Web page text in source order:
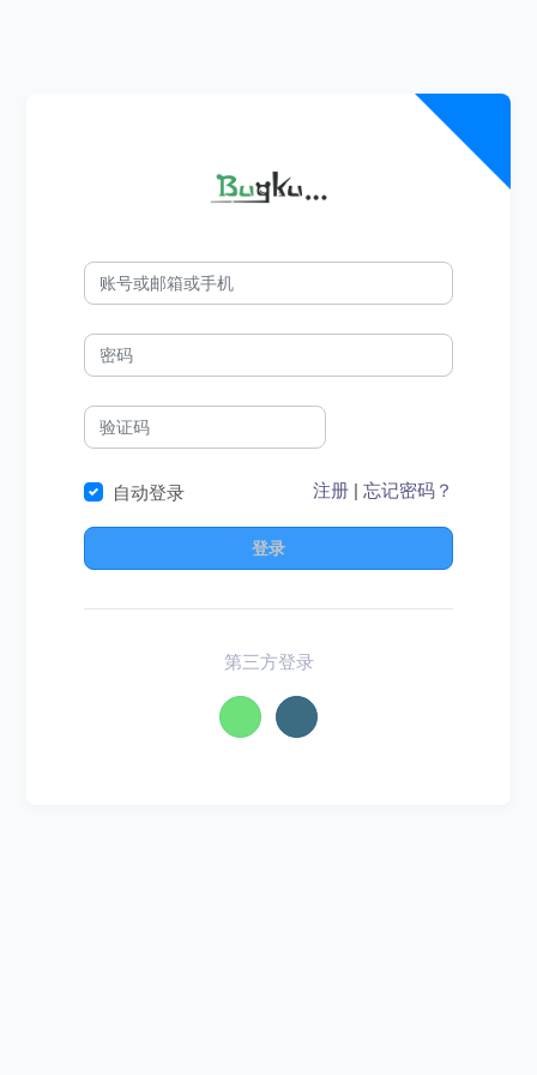
自动登录 注册 | 忘记密码？
登录
第三方登录